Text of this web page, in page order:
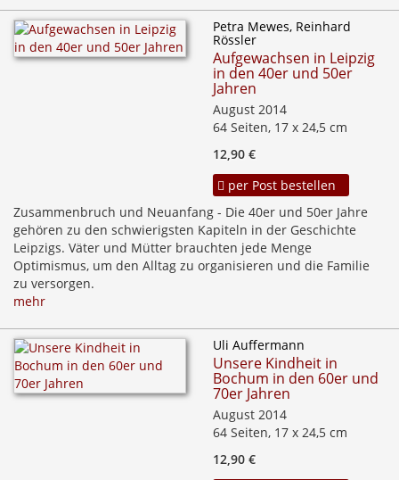
Petra Mewes, Reinhard
Rössler
Aufgewachsen in Leipzig
in den 40er und 50er
Jahren
August 2014
64 Seiten, 17 x 24,5 cm
12,90 €
per Post bestellen
Zusammenbruch und Neuanfang - Die 40er und 50er Jahre
gehören zu den schwierigsten Kapiteln in der Geschichte
Leipzigs. Väter und Mütter brauchten jede Menge
Optimismus, um den Alltag zu organisieren und die Familie
zu versorgen.
mehr
Uli Auffermann
Unsere Kindheit in
Bochum in den 60er und
70er Jahren
August 2014
64 Seiten, 17 x 24,5 cm
12,90 €